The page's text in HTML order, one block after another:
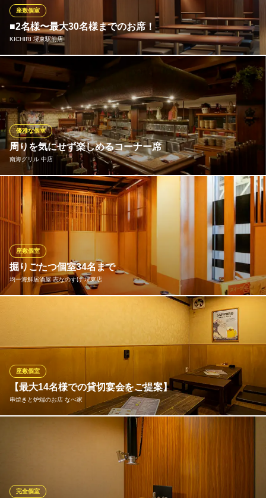
なんでも揃う居酒屋
南海本線堺駅 徒歩2分
大阪府堺市堺区栄橋町1-5-6 KSハイムツー
■2名様〜最大30名様までのお席！
KICHIRI 堺東駅前店
座敷個室
■個室タイプのお席は2名様〜最大15名様まで■場所も南海高野線
堺東駅西出口から堺銀座通り内徒歩3分と駅近でアクセス便利です
♪■お席についてのご相談などお気軽にお問い合わせください！
KICHIRI 堺東駅前店
ダイニング×居酒屋
南海高野線堺東駅 徒歩2分
大阪府堺市堺区中瓦町2-2-5 イガクニビル1F
周りを気にせず楽しめるコーナー席
南海グリル 中店
優雅な個室
1・2階のフロアで、全80席をご用意しております。11名様までご
利用いただける個室のほか、2名様からご利用頂けるパーテーショ
ンで区切られた空間が各所にございます。他のお客様が気になら
ない構造で開放感もあるので、個室よりもカウンター席や半個室
をご指定になるお客様も多いです。お気軽にお問い合わせ下さ
い。
南海グリル 中店
掘りごたつ個室34名まで
均一海鮮居酒屋 志なのすけ 堺東店
座敷個室
宴会用の個室は、すべて掘りごたつ席。足元楽ちんでのんびり過
ごせます。3名から人数に応じて個室にでき、最大34名まで一堂に
均一海鮮居酒屋 志なのすけ 堺東店
均一海鮮居酒屋
南海高野線堺東駅 徒歩3分
大阪府堺市堺区北瓦町2-1-30
【最大14名様での貸切宴会をご提案】
串焼きと炉端のお店 なべ家
座敷個室
当店の2階はご宴会にとっても便利な座敷のお席をご用意しており
ます。貸切でごゆっくりおくつろぎ頂けます。ご予約はお早めに
串焼きと炉端のお店 なべ家
完全個室